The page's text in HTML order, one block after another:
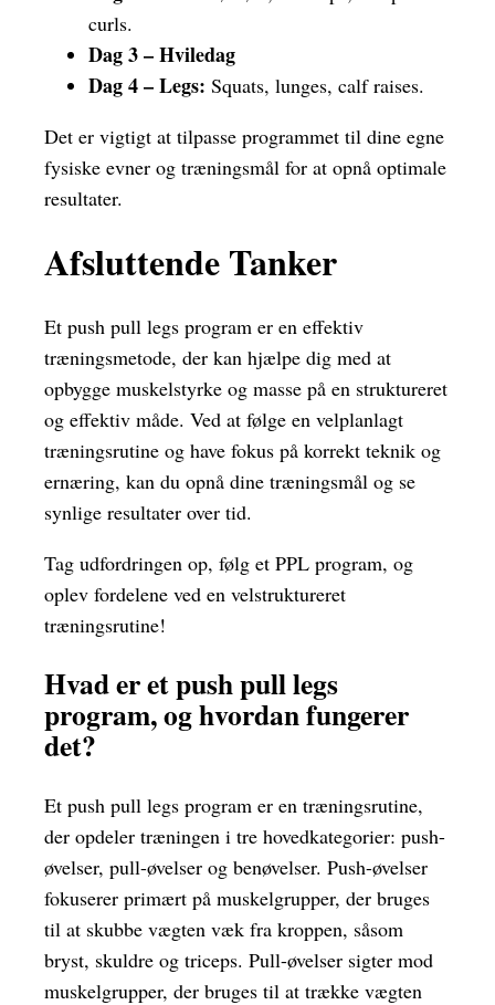
curls.
Dag 3 – Hviledag
Dag 4 – Legs: Squats, lunges, calf raises.
Det er vigtigt at tilpasse programmet til dine egne
fysiske evner og træningsmål for at opnå optimale
resultater.
Afsluttende Tanker
Et push pull legs program er en effektiv
træningsmetode, der kan hjælpe dig med at
opbygge muskelstyrke og masse på en struktureret
og effektiv måde. Ved at følge en velplanlagt
træningsrutine og have fokus på korrekt teknik og
ernæring, kan du opnå dine træningsmål og se
synlige resultater over tid.
Tag udfordringen op, følg et PPL program, og
oplev fordelene ved en velstruktureret
træningsrutine!
Hvad er et push pull legs
program, og hvordan fungerer
det?
Et push pull legs program er en træningsrutine,
der opdeler træningen i tre hovedkategorier: push-
øvelser, pull-øvelser og benøvelser. Push-øvelser
fokuserer primært på muskelgrupper, der bruges
til at skubbe vægten væk fra kroppen, såsom
bryst, skuldre og triceps. Pull-øvelser sigter mod
muskelgrupper, der bruges til at trække vægten